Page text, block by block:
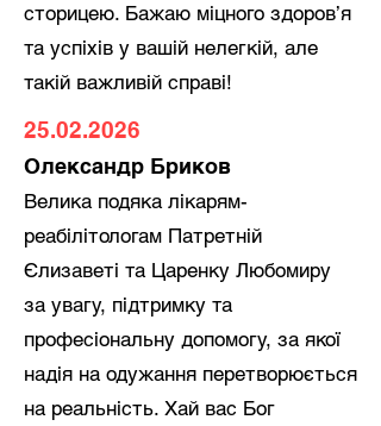
сторицею. Бажаю міцного здоров’я
та успіхів у вашій нелегкій, але
такій важливій справі!
25.02.2026
Олександр Бриков
Велика подяка лікарям-
реабілітологам Патретній
Єлизаветі та Царенку Любомиру
за увагу, підтримку та
професіональну допомогу, за якої
надія на одужання перетворюється
на реальність. Хай вас Бог